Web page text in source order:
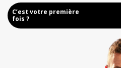
C’est votre première
fois ?